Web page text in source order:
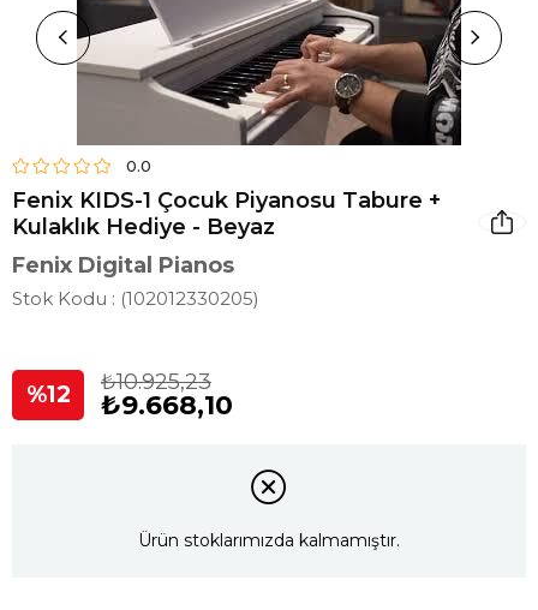
0.0
Fenix KIDS-1 Çocuk Piyanosu Tabure +
Kulaklık Hediye - Beyaz
Fenix Digital Pianos
Stok Kodu (102012330205)
12 ₺10.925,23
₺9.668,10
Ürün stoklarımızda kalmamıştır.